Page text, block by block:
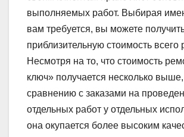
выполняемых работ. Выбирая
вам требуется, вы можете
приблизительную стоимость всего
Несмотря на то, что стоимость
ключ» получается несколько
сравнению с заказами на
отдельных работ у отдельных
она окупается более высоким